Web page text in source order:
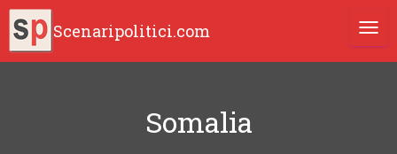
Scenaripolitici.com
Somalia